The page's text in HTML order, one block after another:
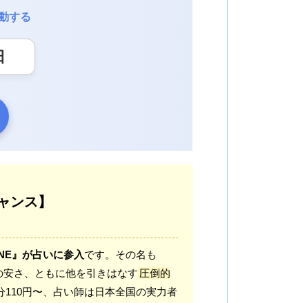
する
ンス】
』が占いに参入です。その名も
さ、ともに他を引きはなす 圧倒的
110円〜、占い師は日本全国の実力者